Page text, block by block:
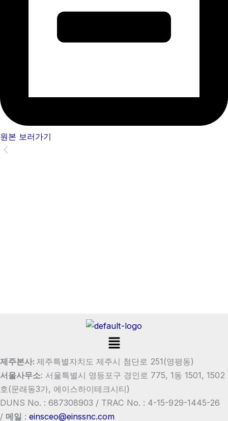
원본 보러가기
Menu
제주본사: 제주특별자치도 제주시 첨단로 251(영평동)
서울사무소: 서울특별시 영등포구 경인로 775, 1동 1501, 1502
호(문래동3가, 에이스하이테크시티)
DUNS No. : 687308903 / TRAC No. : 4-15-929-1445-26
/ 메일 : einsceo@einssnc.com